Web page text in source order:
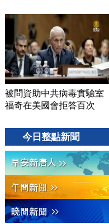
被問資助中共病毒實驗室
福奇在美國會拒答百次
今日整點新聞